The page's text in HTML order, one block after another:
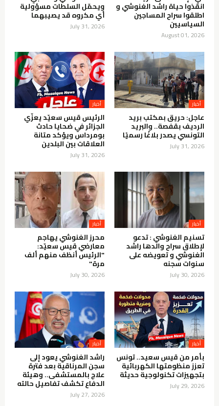
انقذوا حياة راشد الغنوشي و
اطلقوا سراح المساجين
السياسيين
August 01, 2026
ويحمّل السلطات مسؤولية
أي مكروه قد يصيبهما
July 31, 2026
أخبار
عاجل: حريق بمكتب بريد
الرديف بقفصة.. والبريد
التونسي يصدر بلاغًا رسميًا
July 31, 2026
أخبار
الرئيس قيس سعيّد يعزّي
الجزائر في ضحايا حادث
بومرداس ويؤكد متانة
العلاقات بين البلدين
July 31, 2026
أخبار
تسنيم الغنوشي : تدعو
لإطلاق سراح والدها راشد
الغنوشي و تعويضه على
سنوات سجنه
July 30, 2026
أخبار
محرز الغنوشي يهاجم
معارضي قيس سعيّد:
"الرئيس أنظف منهم ألف
مرة"
July 30, 2026
أخبار
بأمر من قيس سعيد.. تونس
تعزز منظومتها الكهربائية
بتجهيزات تكنولوجية حديثة
July 29, 2026
أخبار
راشد الغنوشي يعود إلى
سجن المرناقية بعد فترة
علاج بالمستشفى.. وهيئة
الدفاع تكشف تفاصيل حالته
July 27, 2026